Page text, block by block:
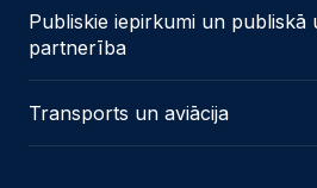
Publiskie iepirkumi un publiskā
partnerība
Transports un aviācija